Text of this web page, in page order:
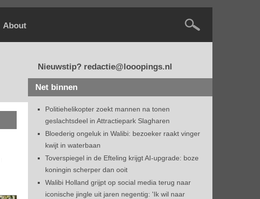
About
Nieuwstip? redactie@looopings.nl
Net binnen
Politiehelikopter zoekt mannen na tonen
geslachtsdeel in Attractiepark Slagharen
Bloederig ongeluk in Walibi: bezoeker raakt vinger
kwijt in waterbaan
Toverspiegel in de Efteling krijgt AI-upgrade: boze
koningin scherper dan ooit
Walibi Holland grijpt op social media terug naar
iconische jingle uit jaren negentig: 'Ik wil naar